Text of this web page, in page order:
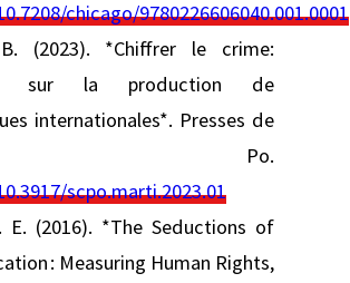
chicago/9780226606040.001.0001
(2023). *Chiffrer le crime:
sur la production de
internationales*. Presses de
Po.
scpo.marti.2023.01
E. (2016). *The Seductions of
: Measuring Human Rights,